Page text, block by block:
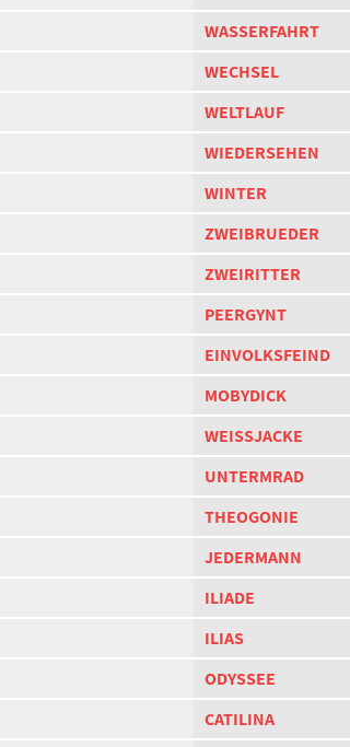
WASSERFAHRT
WECHSEL
WELTLAUF
WIEDERSEHEN
WINTER
ZWEIBRUEDER
ZWEIRITTER
PEERGYNT
EINVOLKSFEIND
MOBYDICK
WEISSJACKE
UNTERMRAD
THEOGONIE
JEDERMANN
ILIADE
ILIAS
ODYSSEE
CATILINA